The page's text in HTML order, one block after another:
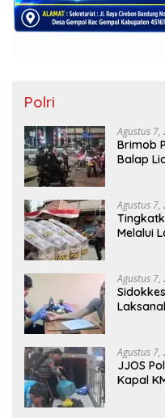
Polri
Agustus 7,
Brimob
Balap
Agustus 7,
Melalui
Agustus 7,
Agustus 7,
JJOS
Kapal